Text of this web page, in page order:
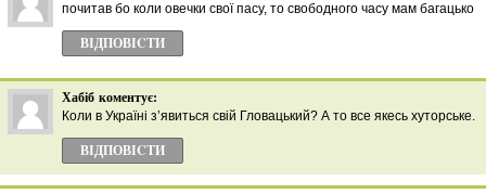
почитав бо коли овечки свої пасу, то свободного часу мам багацько
ВІДПОВІCТИ
Хабіб коментує:
Коли в Україні з’явиться свій Гловацький? А то все якесь хуторське.
ВІДПОВІCТИ